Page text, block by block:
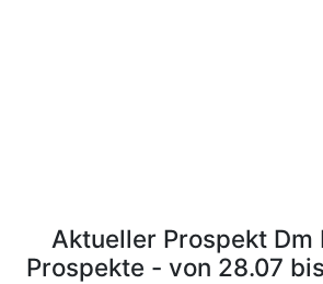
Aktueller Prospekt Dm
Prospekte - von 28.07